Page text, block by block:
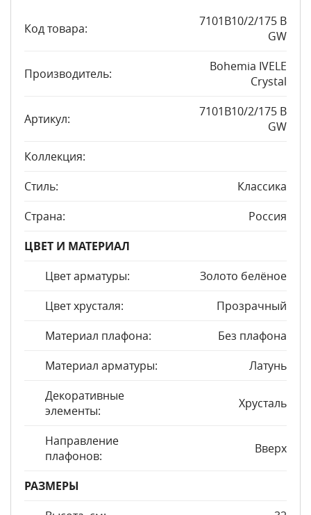
Код товара:
7101B10/2/175 B
GW
Производитель:
Bohemia IVELE
Crystal
Артикул:
7101B10/2/175 B
GW
Коллекция:
Стиль:
Классика
Страна:
Россия
ЦВЕТ И МАТЕРИАЛ
Цвет арматуры:
Золото белёное
Цвет хрусталя:
Прозрачный
Материал плафона:
Без плафона
Материал арматуры:
Латунь
Декоративные
элементы:
Хрусталь
Направление
плафонов:
Вверх
РАЗМЕРЫ